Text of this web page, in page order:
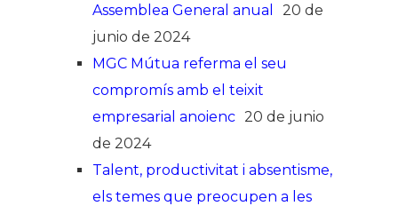
Assemblea General anual
20 de
junio de 2024
MGC Mútua referma el seu
compromís amb el teixit
empresarial anoienc 20 de junio
de 2024
Talent, productivitat i absentisme,
els temes que preocupen a les